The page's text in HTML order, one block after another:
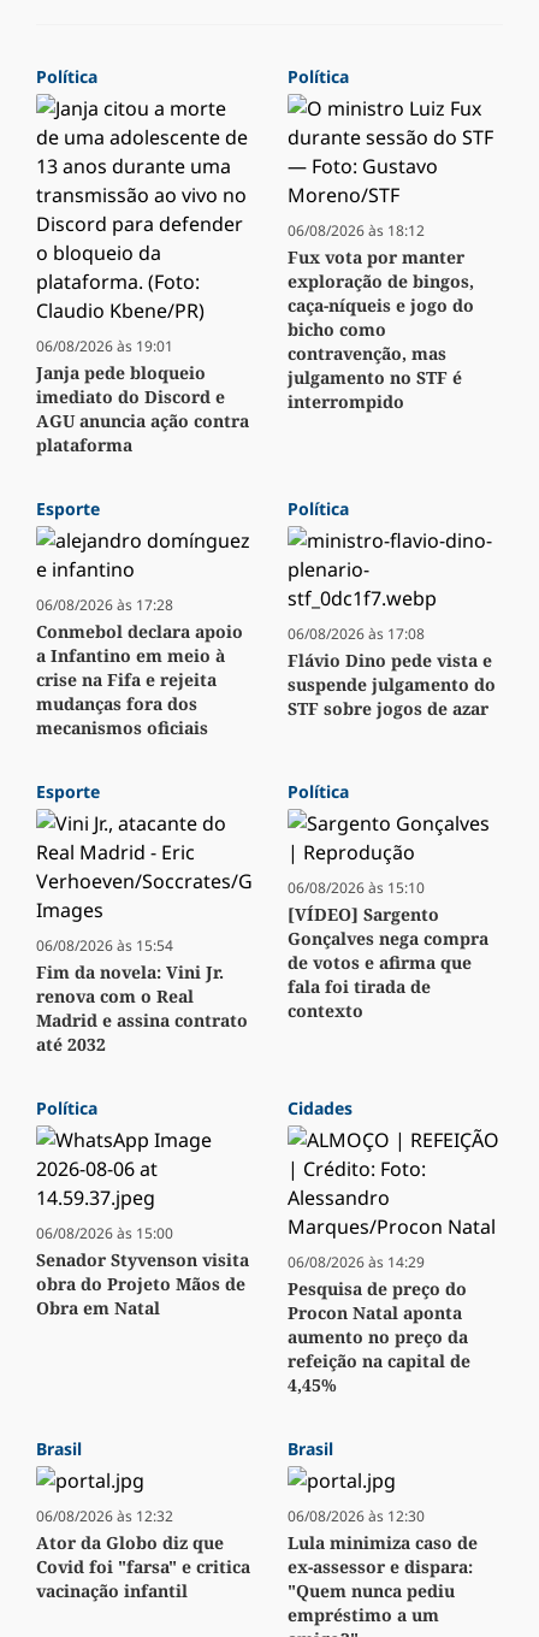
Política
06/08/2026 às 19:01
Janja pede bloqueio
imediato do Discord e
AGU anuncia ação contra
plataforma
Política
06/08/2026 às 18:12
Fux vota por manter
exploração de bingos,
caça-níqueis e jogo do
bicho como
contravenção, mas
julgamento no STF é
interrompido
Esporte
06/08/2026 às 17:28
Conmebol declara apoio
a Infantino em meio à
crise na Fifa e rejeita
mudanças fora dos
mecanismos oficiais
Política
06/08/2026 às 17:08
Flávio Dino pede vista e
suspende julgamento do
STF sobre jogos de azar
Esporte
06/08/2026 às 15:54
Fim da novela: Vini Jr.
renova com o Real
Madrid e assina contrato
até 2032
Política
06/08/2026 às 15:10
[VÍDEO] Sargento
Gonçalves nega compra
de votos e afirma que
fala foi tirada de
contexto
Política
06/08/2026 às 15:00
Senador Styvenson visita
obra do Projeto Mãos de
Obra em Natal
Cidades
06/08/2026 às 14:29
Pesquisa de preço do
Procon Natal aponta
aumento no preço da
refeição na capital de
4,45%
Brasil
06/08/2026 às 12:32
Ator da Globo diz que
Covid foi "farsa" e critica
vacinação infantil
Brasil
06/08/2026 às 12:30
Lula minimiza caso de
ex-assessor e dispara:
"Quem nunca pediu
empréstimo a um